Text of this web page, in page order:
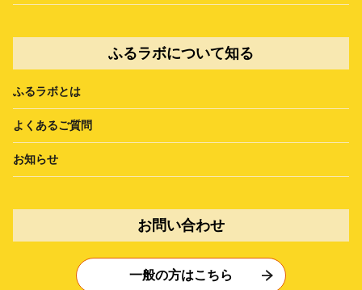
ふるラボについて知る
ふるラボとは
よくあるご質問
お知らせ
お問い合わせ
一般の方はこちら